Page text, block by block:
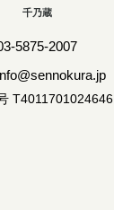
千乃蔵
5875-2007
T4011701024646